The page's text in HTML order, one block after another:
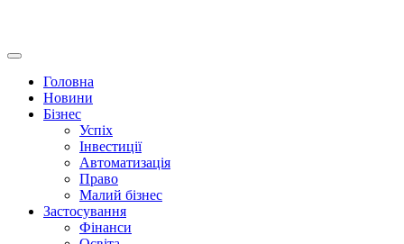
Головна
Новини
Бізнес
Успіх
Інвестиції
Автоматизація
Право
Малий бізнес
Застосування
Фінанси